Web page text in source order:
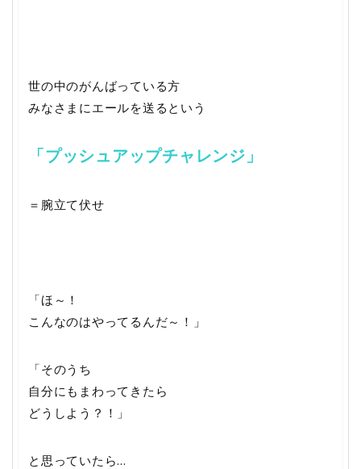
世の中のがんばっている方
みなさまにエールを送るという
「プッシュアップチャレンジ」
＝腕立て伏せ
「ほ～！
こんなのはやってるんだ～！」
「そのうち
自分にもまわってきたら
どうしよう？！」
と思っていたら…